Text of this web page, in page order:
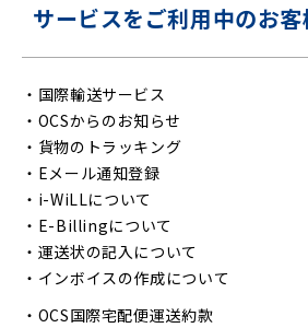
サービスをご利用中のお客
・ 国際輸送サービス
・ OCSからのお知らせ
・ 貨物のトラッキング
・ Eメール通知登録
・ i-WiLLについて
・ E-Billingについて
・ 運送状の記入について
・ インボイスの作成について
・ OCS国際宅配便運送約款